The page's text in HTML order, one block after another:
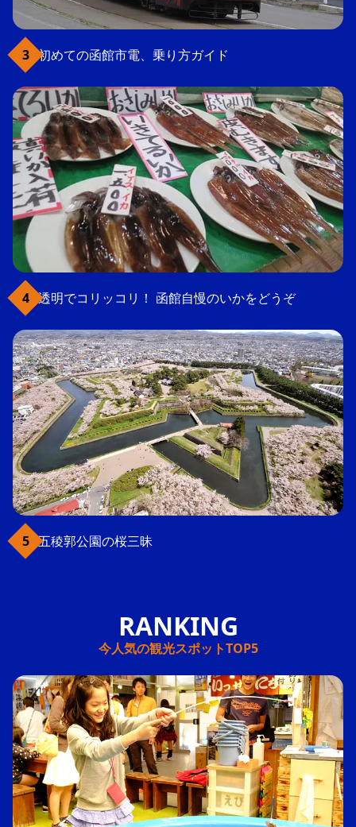
初めての函館市電、乗り方ガイド
透明でコリッコリ！ 函館自慢のいかをどうぞ
五稜郭公園の桜三昧
今人気の観光スポットTOP5